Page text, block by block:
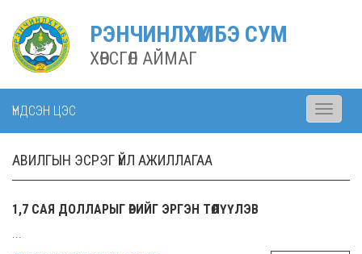
РЭНЧИНЛХҮМБЭ СУМ
ХӨВСГӨЛ АЙМАГ
ҮНДСЭН ЦЭС
Toggle
АВИЛГЫН ЭСРЭГ ҮЙЛ АЖИЛЛАГАА
1,7 САЯ ДОЛЛАРЫГ ӨРИЙГ ЭРГЭН ТӨЛҮҮЛЭВ
...